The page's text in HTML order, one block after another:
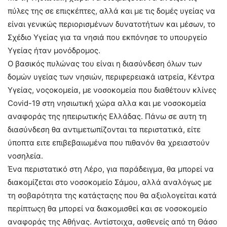
πύλες της σε επιςκέπτες, αλλά και με τις δομές υγείας να
είναι γενικώς περιορισμένων δυνατοτήτων και μέσων, το
Σχέδιο Υγείας για τα νησιά που εκπόνησε το υπουργείο
Υγείας ήταν μονόδρομος.
Ο βασικός πυλώνας του είναι η διασύνδεση όλων των
δομών υγείας των νησιών, περιφερειακά ιατρεία, Κέντρα
Υγείας, νοςοκομεία, με νοσοκομεία που διαθέτουν κλίνες
Covid-19 στη νησιωτική χώρα αλλα και με νοσοκομεία
αναφοράς της ηπειρωτικής Ελλάδας. Πάνω σε αυτη τη
διασύνδεση θα αντιμετωπίζονται τα περιστατικά, είτε
ύποπτα ειτε επιβεβαιωμένα που πιθανόν θα χρειαστούν
νοσηλεία.
Ένα περιστατικό στη Λέρο, για παράδειγμα, θα μπορεί να
διακομίζεται στο νοσοκομείο Σάμου, αλλά αναλόγως με
τη σοβαρότητα της κατάςταςης που θα αξιολογείται κατά
περίπτωςη θα μπορεί να διακομισθεί και σε νοσοκομείο
αναφοράς της Αθήνας. Αντίστοιχα, ασθενείς από τη Θάσο